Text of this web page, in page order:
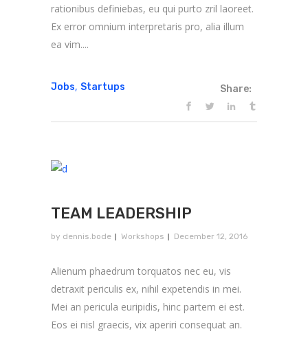
rationibus definiebas, eu qui purto zril laoreet.
Ex error omnium interpretaris pro, alia illum
ea vim....
Jobs, Startups Share:
TEAM LEADERSHIP
by dennis.bode Workshops December 12, 2016
Alienum phaedrum torquatos nec eu, vis
detraxit periculis ex, nihil expetendis in mei.
Mei an pericula euripidis, hinc partem ei est.
Eos ei nisl graecis, vix aperiri consequat an.